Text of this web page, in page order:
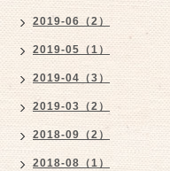
2019-06（2）
2019-05（1）
2019-04（3）
2019-03（2）
2018-09（2）
2018-08（1）